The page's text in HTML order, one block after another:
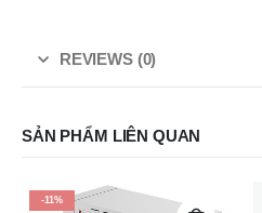
REVIEWS (0)
SẢN PHẨM LIÊN QUAN